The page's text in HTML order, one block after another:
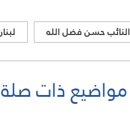
النائب حسن فضل الله
مواضيع ذات صلة